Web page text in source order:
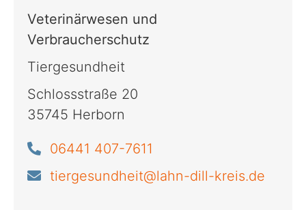
Veterinärwesen und
Verbraucherschutz
Tiergesundheit
Schlossstraße 20
35745 Herborn
06441 407-7611
tiergesundheit@lahn-dill-kreis.de